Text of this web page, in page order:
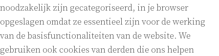
noodzakelijk zijn gecategoriseerd, in je browser
opgeslagen omdat ze essentieel zijn voor de werking
van de basisfunctionaliteiten van de website. We
gebruiken ook cookies van derden die ons helpen